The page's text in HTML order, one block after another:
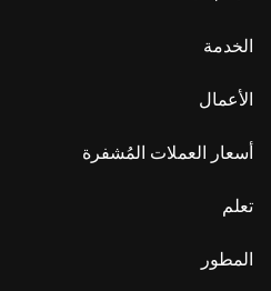
الخدمة
الأعمال
أسعار العملات المُشفرة
تعلم
المطور